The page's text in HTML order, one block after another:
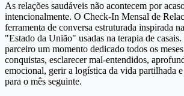
As relações saudáveis não acontecem por
intencionalmente. O Check-In Mensal de
ferramenta de conversa estruturada inspirada
"Estado da União" usadas na terapia de
parceiro um momento dedicado todos os
conquistas, esclarecer mal-entendidos,
emocional, gerir a logística da vida partilhada
para o mês seguinte.